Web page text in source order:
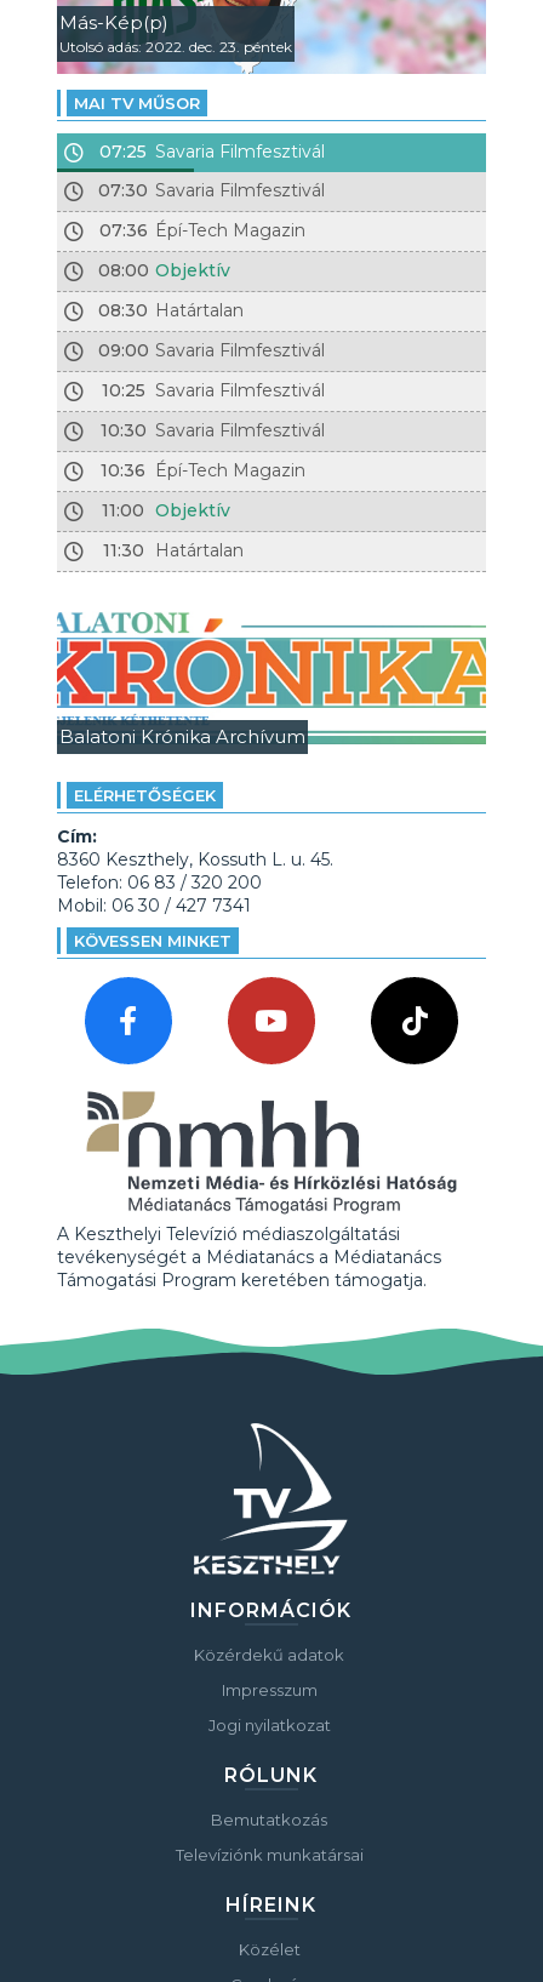
Más-Kép(p)
Utolsó adás: 2022. dec. 23. péntek
MAI TV MŰSOR
07:25 Savaria Filmfesztivál
07:30 Savaria Filmfesztivál
07:36 Épí-Tech Magazin
08:00 Objektív
08:30 Határtalan
09:00 Savaria Filmfesztivál
10:25 Savaria Filmfesztivál
10:30 Savaria Filmfesztivál
10:36
Épí-Tech Magazin
11:00 Objektív
11:30
Határtalan
Balatoni Krónika Archívum
ELÉRHETŐSÉGEK
Cím:
8360 Keszthely, Kossuth L. u. 45.
Telefon: 06 83 / 320 200
Mobil: 06 30 / 427 7341
KÖVESSEN MINKET
A Keszthelyi Televízió médiaszolgáltatási
tevékenységét a Médiatanács a Médiatanács
Támogatási Program keretében támogatja.
INFORMÁCIÓK
Közérdekű adatok
Impresszum
Jogi nyilatkozat
RÓLUNK
Bemutatkozás
Televíziónk munkatársai
HÍREINK
Közélet